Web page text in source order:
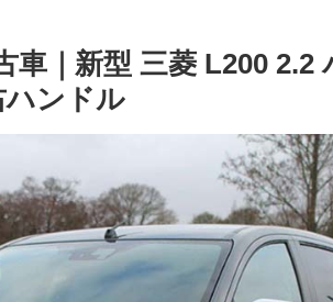
車｜新型 三菱 L200 2.2
ハンドル